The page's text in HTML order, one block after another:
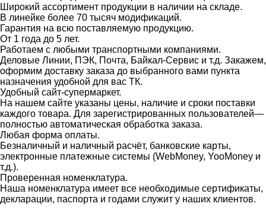
Широкий ассортимент продукции в наличии на складе.
В линейке более 70 тысяч модификаций.
Гарантия на всю поставляемую продукцию.
От 1 года до 5 лет.
Работаем с любыми транспортными компаниями.
Деловые Линии, ПЭК, Почта, Байкал-Сервис и т.д. Закажем,
оформим доставку заказа до выбранного вами пункта
назначения удобной для вас ТК.
Удобный сайт-супермаркет.
На нашем сайте указаны цены, наличие и сроки поставки
каждого товара. Для зарегистрированных пользователей—
полностью автоматическая обработка заказа.
Любая форма оплаты.
Безналичный и наличный расчёт, банковские карты,
электронные платежные системы (WebMoney, YooMoney и
т.д.).
Проверенная номенклатура.
Наша номенклатура имеет все необходимые сертификаты,
декларации, паспорта и годами служит у наших клиентов.